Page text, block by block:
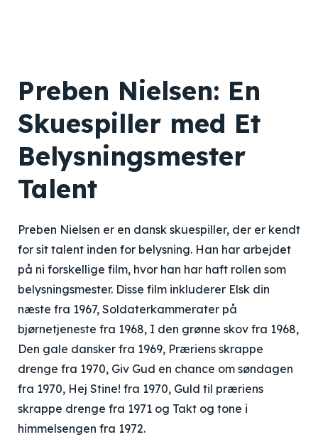
Preben Nielsen: En
Skuespiller med Et
Belysningsmester
Talent
Preben Nielsen er en dansk skuespiller, der er kendt
for sit talent inden for belysning. Han har arbejdet
på ni forskellige film, hvor han har haft rollen som
belysningsmester. Disse film inkluderer Elsk din
næste fra 1967, Soldaterkammerater på
bjørnetjeneste fra 1968, I den grønne skov fra 1968,
Den gale dansker fra 1969, Præriens skrappe
drenge fra 1970, Giv Gud en chance om søndagen
fra 1970, Hej Stine! fra 1970, Guld til præriens
skrappe drenge fra 1971 og Takt og tone i
himmelsengen fra 1972.